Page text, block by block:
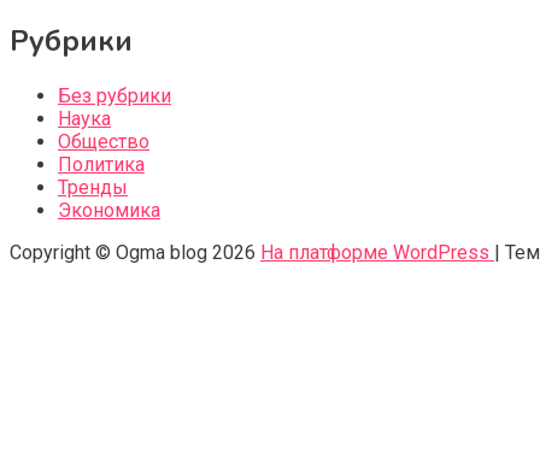
Рубрики
Без рубрики
Наука
Общество
Политика
Тренды
Экономика
Copyright © Ogma blog 2026 На платформе WordPress |